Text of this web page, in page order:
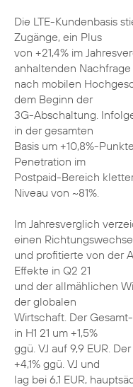
Die LTE-Kundenbasis
Zugänge, ein Plus
von +21,4% im
anhaltenden Nachfrage
nach mobilen
dem Beginn der
3G-Abschaltung.
in der gesamten
Basis um +10,8%-
Penetration im
Postpaid-Bereich
Niveau von ~81%.
Im Jahresverglich
einen
und profitierte von der
Effekte in Q2 21
und der allmählichen
der globalen
Wirtschaft. Der
in H1 21 um +1,5%
ggü. VJ auf 9,9 EUR.
+4,1% ggü. VJ und
lag bei 6,1 EUR,